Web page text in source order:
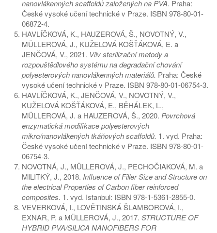
nanovlákenných scaffoldů založených na PVA. Praha:
České vysoké učení technické v Praze. ISBN 978-80-01-
06872-4.
HAVLÍČKOVÁ, K., HAUZEROVÁ, Š., NOVOTNÝ, V.,
MÜLLEROVÁ, J., KUŽELOVÁ KOŠŤÁKOVÁ, E. a
JENČOVÁ, V., 2021. Vliv sterilizační metody a
rozpouštědlového systému na degradační chování
polyesterových nanovlákenných materiálů. Praha: České
vysoké učení technické v Praze. ISBN 978-80-01-06754-3.
HAVLÍČKOVÁ, K., JENČOVÁ, V., NOVOTNÝ, V.,
KUŽELOVÁ KOŠŤÁKOVÁ, E., BĚHÁLEK, L.,
MÜLLEROVÁ, J. a HAUZEROVÁ, Š., 2020. Povrchová
enzymatická modifikace polyesterových
mikro/nanovlákených tkáňových scaffoldů. 1. vyd. Praha:
České vysoké učení technické v Praze. ISBN 978-80-01-
06754-3.
NOVOTNÁ, J., MÜLLEROVÁ, J., PECHOČIAKOVÁ, M. a
MILITKÝ, J., 2018. Influence of Filler Size and Structure on
the electrical Properties of Carbon fiber reinforced
composites. 1. vyd. Istanbul: ISBN 978-1-5361-2855-0.
VEVERKOVÁ, I., LOVĚTINSKÁ ŠLAMBOROVÁ, I.,
EXNAR, P. a MÜLLEROVÁ, J., 2017. STRUCTURE OF
HYBRID PVA/SILICA NANOFIBERS FOR